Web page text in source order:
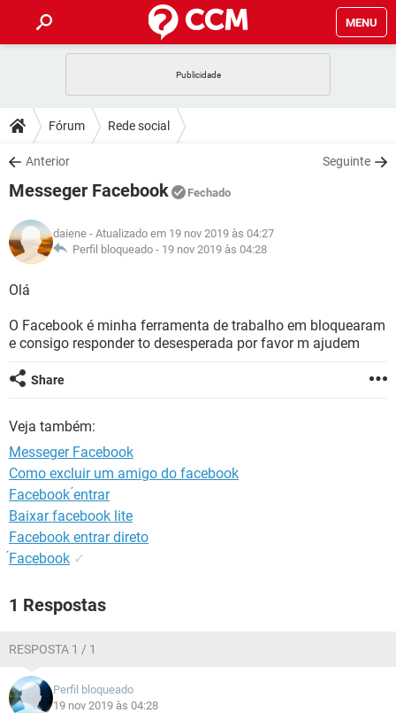
MENU
CELULAR
OUTLOOK
INSTAGRAM GMAIL
GUIA DE COMPRAS
DICAS
JOGOS
INSTAGRAM GMAIL
GUIA DE COMPRAS
DOWNLOADS
JOGOS WHATSAPP
CELULAR
OUTLOOK EXCEL
INSTAGRAM
JOGOS WHATSAPP
CELULAR
OUTLOOK
INSTAGRAM GMAIL
GLOSSÁRIO
JOGOS
OUTLOOK EXCEL
INSTAGRAM
Fórum Rede social
Anterior Seguinte
Messeger Facebook Fechado
daiene - Atualizado em 19 nov 2019 às 04:27
Perfil bloqueado - 19 nov 2019 às 04:28
Olá
O Facebook é minha ferramenta de trabalho em bloquearam
e consigo responder to desesperada por favor m ajudem
Share
Veja também:
Messeger Facebook
Como excluir um amigo do facebook
Facebook ́entrar
Baixar facebook lite
Facebook entrar direto
́Facebook ✓
1 Respostas
RESPOSTA 1 / 1
Perfil bloqueado
19 nov 2019 às 04:28